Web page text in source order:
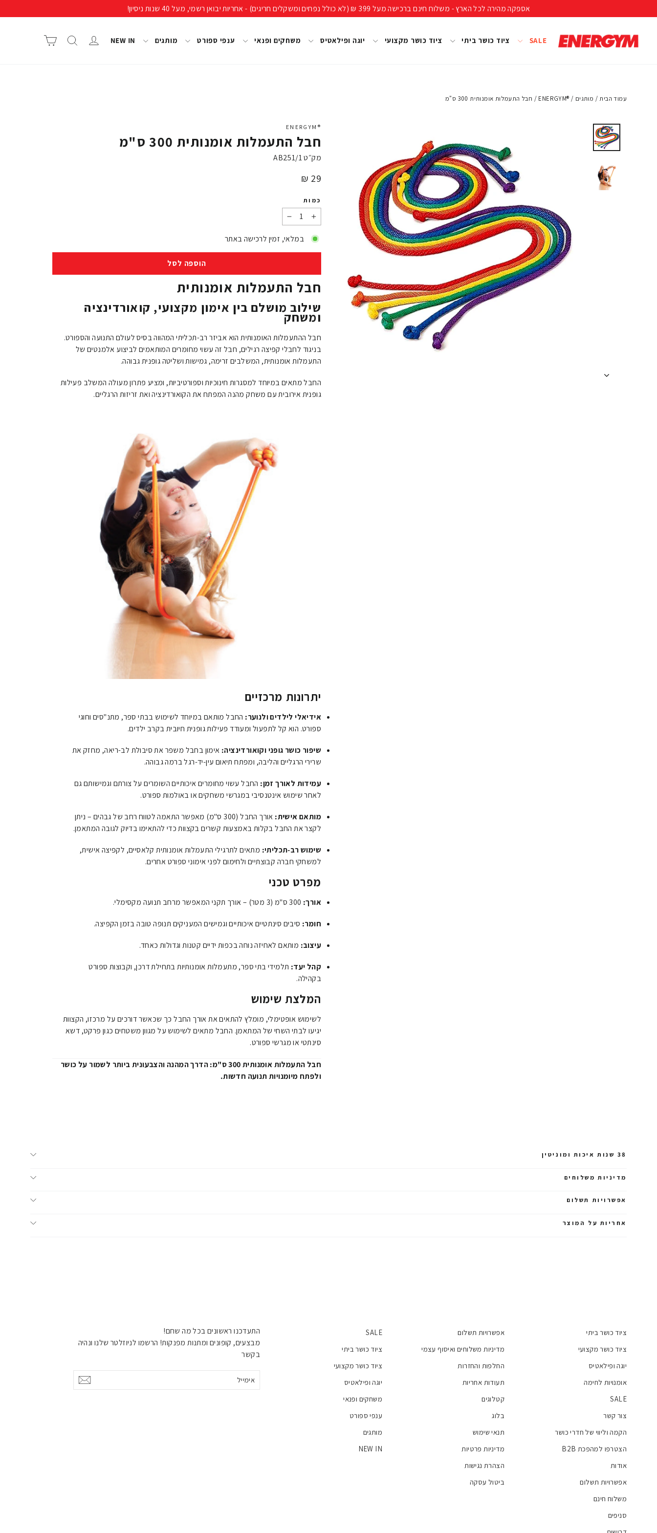
קריאה
אספקה מהירה לכל הארץ - משלוח חינם ברכישה מעל 399 ₪ (לא כולל נפחים ומשקלים חריגים) - אחריות יבואן רשמי, מעל 40 שנות ניסיון!
SALE ציוד כושר ביתי ציוד כושר מקצועי יוגה ופילאטיס משחקים ופנאי ענפי ספורט מותגים NEW IN התחבר/י חיפוש
עמוד הבית / מותגים /
®ENERGYM
/ חבל התעמלות אומנותית 300 ס"מ
®ENERGYM
חבל התעמלות אומנותית 300 ס"מ
מק״טAB251/1
מחיר
29 ₪
כמות
−
+
במלאי, זמין לרכישה באתר
הוספה לסל
חבל התעמלות אומנותית
שילוב מושלם בין אימון מקצועי, קואורדינציה
ומשחק
חבל ההתעמלות האומנותית הוא אביזר רב-תכליתי המהווה בסיס לעולם התנועה והספורט.
בניגוד לחבלי קפיצה רגילים, חבל זה עשוי מחומרים המותאמים לביצוע אלמנטים של
התעמלות אומנותית, המשלבים זרימה, גמישות ושליטה גופנית גבוהה.
החבל מתאים במיוחד למסגרות חינוכיות וספורטיביות, ומציע פתרון מעולה המשלב פעילות
גופנית אירובית עם משחק מהנה המפתח את הקואורדינציה ואת זריזות הרגליים.
יתרונות מרכזיים
אידיאלי לילדים ולנוער: החבל מותאם במיוחד לשימוש בבתי ספר, מתנ"סים וחוגי
ספורט. הוא קל לתפעול ומעודד פעילות גופנית חיובית בקרב ילדים.
שיפור כושר גופני וקואורדינציה: אימון בחבל משפר את סיבולת לב-ריאה, מחזק את
שרירי הרגליים והליבה, ומפתח תיאום עין-יד-רגל ברמה גבוהה.
עמידות לאורך זמן: החבל עשוי מחומרים איכותיים השומרים על צורתם וגמישותם גם
לאחר שימוש אינטנסיבי במגרשי משחקים או באולמות ספורט.
מותאם אישית:
אורך החבל (300 ס"מ) מאפשר התאמה לטווח רחב של גבהים – ניתן
לקצר את החבל בקלות באמצעות קשרים בקצוות כדי להתאימו בדיוק לגובה המתאמן.
שימוש רב-תכליתי: מתאים לתרגילי התעמלות אומנותית קלאסיים, לקפיצה אישית,
למשחקי חברה קבוצתיים ולחימום לפני אימוני ספורט אחרים.
מפרט טכני
אורך:
חומר: סיבים סינתטיים איכותיים וגמישים המעניקים תנופה טובה בזמן הקפיצה.
עיצוב: מותאם לאחיזה נוחה בכפות ידיים קטנות וגדולות כאחד.
קהל יעד: תלמידי בתי ספר, מתעמלות אומנותיות בתחילת דרכן, וקבוצות ספורט
בקהילה.
המלצת שימוש
לשימוש אופטימלי, מומלץ להתאים את אורך החבל כך שכאשר דורכים על מרכזו, הקצוות
יגיעו לבתי השחי של המתאמן. החבל מתאים לשימוש על מגוון משטחים כגון פרקט, דשא
סינתטי או מגרשי ספורט.
חבל התעמלות אומנותית 300 ס"מ: הדרך המהנה והצבעונית ביותר לשמור על כושר
ולפתח מיומנויות תנועה חדשות.
38 שנות איכות ומוניטין
מדיניות משלוחים
אפשרויות תשלום
אחריות על המוצר
ציוד כושר ביתי
ציוד כושר מקצועי
יוגה ופילאטיס
אומנויות לחימה
SALE
צור קשר
הקמה וליווי של חדרי כושר
הצטרפו למהפכת B2B
אודות
אפשרויות תשלום
משלוח חינם
סניפים
אפשרויות תשלום
מדיניות משלוחים ואיסוף עצמי
החלפות והחזרות
תעודות אחריות
קטלוגים
בלוג
תנאי שימוש
מדיניות פרטיות
הצהרת נגישות
ביטול עסקה
SALE
ציוד כושר ביתי
ציוד כושר מקצועי
יוגה ופילאטיס
משחקים ופנאי
ענפי ספורט
מותגים
NEW IN
התעדכנו ראשונים בכל מה שחם!
מבצעים, קופונים ומתנות מפנקות! הרשמו לניוזלטר שלנו ונהיה
בקשר
אימייל